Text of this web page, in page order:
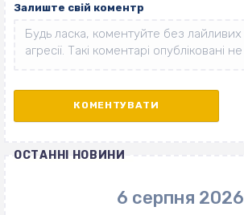
Залиште свій коментр
ОСТАННІ НОВИНИ
6 серпня 2026